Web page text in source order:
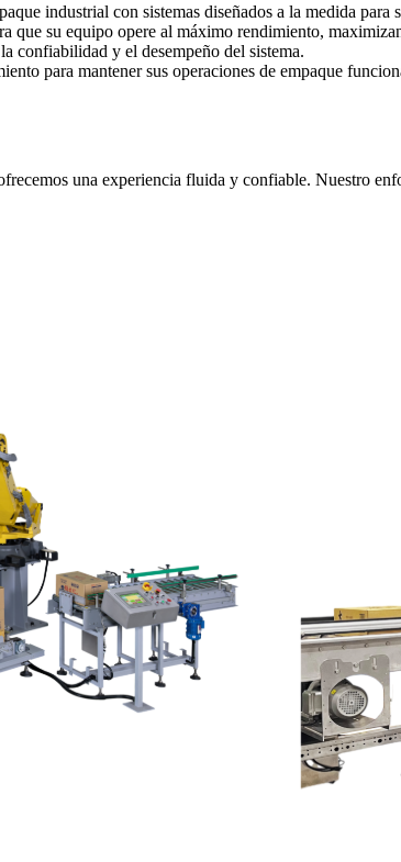
industrial con sistemas diseñados a la medida para
que su equipo opere al máximo rendimiento,
confiabilidad y el desempeño del sistema.
para mantener sus operaciones de empaque
una experiencia fluida y confiable. Nuestro